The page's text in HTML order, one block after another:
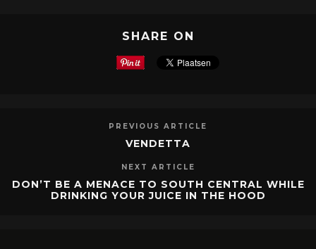
SHARE ON
PREVIOUS ARTICLE
VENDETTA
NEXT ARTICLE
DON’T BE A MENACE TO SOUTH CENTRAL WHILE
DRINKING YOUR JUICE IN THE HOOD